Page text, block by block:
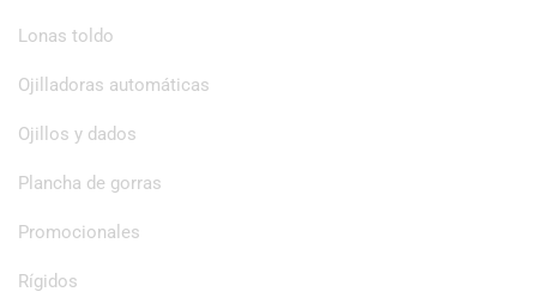
Lonas toldo
Ojilladoras automáticas
Ojillos y dados
Plancha de gorras
Promocionales
Rígidos